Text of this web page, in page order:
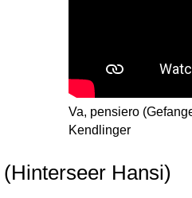
Va, pensiero
Kendlinger
Hansi)